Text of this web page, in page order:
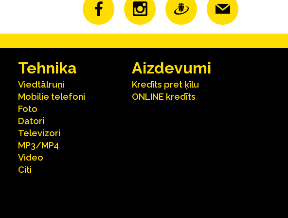
Tehnika
Viedtālruņi
Mobilie telefoni
Foto
Datori
Televizori
MP3/MP4
Video
Citi
Aizdevumi
Kredīts pret ķīlu
ONLINE kredīts